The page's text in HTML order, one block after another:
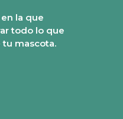
la que
todo lo que
tu mascota.